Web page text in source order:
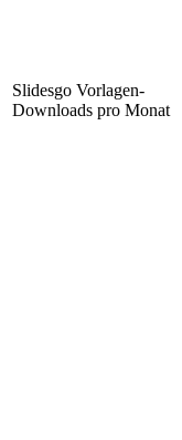
Slidesgo Vorlagen-
Downloads pro Monat